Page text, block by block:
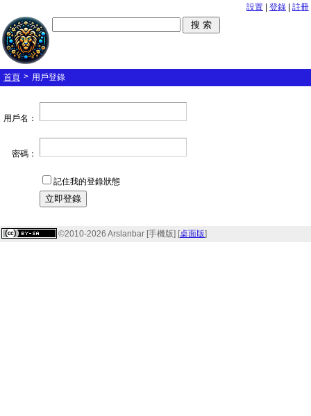
設置 登錄 註冊
首頁 > 用戶登錄
用戶名：
密碼：
記住我的登錄狀態
©2010-2026 Arslanbar [手機版] [桌面版]